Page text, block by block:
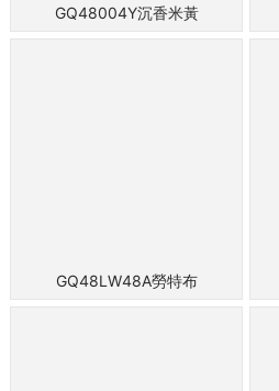
GQ48004Y沉香米黃
GQ48LW48A勞特布